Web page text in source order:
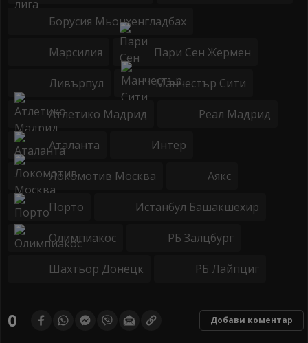
Борусия Мьонхенгладбах
Марсилия Пари Сен Жермен
Ливърпул Манчестър Сити
Атлетико Мадрид Реал Мадрид
Аталанта Интер
Локомотив Москва Аякс
Порто Истанбул Башакшехир
Олимпиакос РБ Залцбург
Шахтьор Донецк РБ Лайпциг
0 Добави коментар